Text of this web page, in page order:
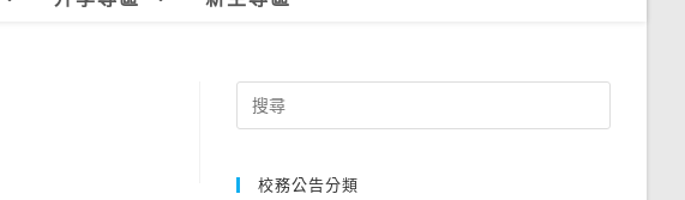
Search
for:
校務公告分類